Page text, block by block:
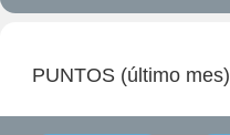
PUNTOS (último mes)